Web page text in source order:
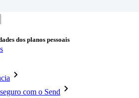
dos planos pessoais
com o Send